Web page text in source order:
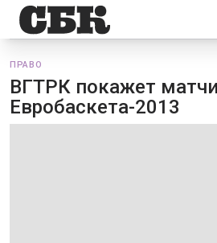
ПРАВО
ВГТРК покажет матчи
Евробаскета-2013